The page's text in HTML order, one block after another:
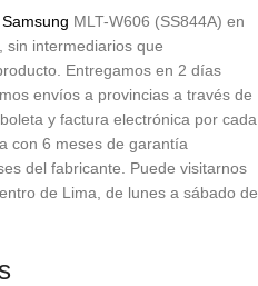
Samsung MLT-W606 (SS844A) en
sin intermediarios que
Entregamos en 2 días
envíos a provincias a través de
y factura electrónica por cada
con 6 meses de garantía
del fabricante. Puede visitarnos
de Lima, de lunes a sábado de